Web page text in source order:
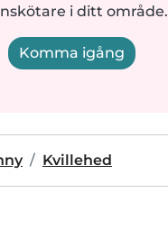
i ditt område.
Komma igång
Kvillehed